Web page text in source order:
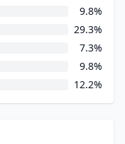
9.8%
29.3%
7.3%
9.8%
12.2%